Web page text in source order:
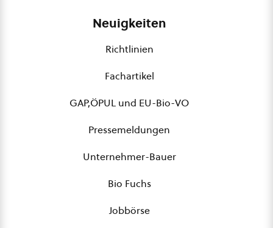
Neuigkeiten
Richtlinien
Fachartikel
GAP,ÖPUL und EU-Bio-VO
Pressemeldungen
Unternehmer-Bauer
Bio Fuchs
Jobbörse